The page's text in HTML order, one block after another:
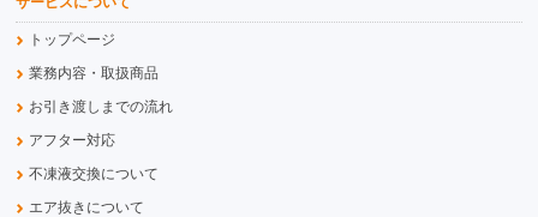
トップページ
業務内容・取扱商品
お引き渡しまでの流れ
アフター対応
不凍液交換について
エア抜きについて